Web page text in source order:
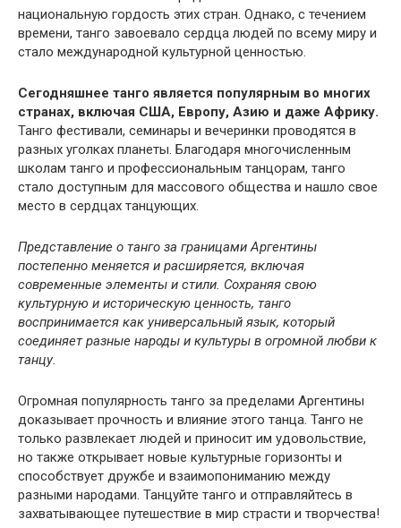
национальную гордость этих стран. Однако, с течением
времени, танго завоевало сердца людей по всему миру и
стало международной культурной ценностью.
Сегодняшнее танго является популярным во многих
странах, включая США, Европу, Азию и даже Африку.
Танго фестивали, семинары и вечеринки проводятся в
разных уголках планеты. Благодаря многочисленным
школам танго и профессиональным танцорам, танго
стало доступным для массового общества и нашло свое
место в сердцах танцующих.
Представление о танго за границами Аргентины
постепенно меняется и расширяется, включая
современные элементы и стили. Сохраняя свою
культурную и историческую ценность, танго
воспринимается как универсальный язык, который
соединяет разные народы и культуры в огромной любви к
танцу.
Огромная популярность танго за пределами Аргентины
доказывает прочность и влияние этого танца. Танго не
только развлекает людей и приносит им удовольствие,
но также открывает новые культурные горизонты и
способствует дружбе и взаимопониманию между
разными народами. Танцуйте танго и отправляйтесь в
захватывающее путешествие в мир страсти и творчества!